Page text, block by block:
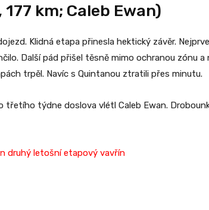
km; Caleb Ewan)
Klidná etapa přinesla hektický závěr.
Další pád přišel těsně mimo ochranou zónu a
trpěl. Navíc s Quintanou ztratili přes minutu.
týdne doslova vlétl Caleb Ewan.
druhý letošní etapový vavřín